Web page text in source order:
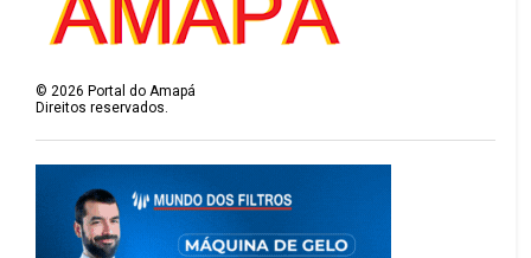
©2026 Portal do Amapá
Direitos reservados.